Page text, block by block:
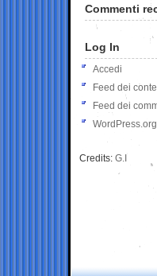
Commenti
Log In
Accedi
Feed dei
Feed dei
WordPress.org
Credits: G.I